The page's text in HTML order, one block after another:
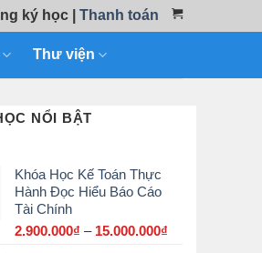
ký học| Thanh toán
Thư viện
NỔI BẬT
Khóa Học Kế Toán Thực
Hành Đọc Hiểu Báo Cáo
Tài Chính
2.900.000₫ – 15.000.000₫